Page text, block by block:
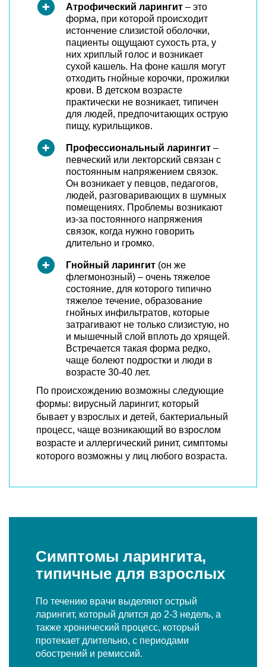
Атрофический ларингит – это
форма, при которой происходит
истончение слизистой оболочки,
пациенты ощущают сухость рта, у
них хриплый голос и возникает
сухой кашель. На фоне кашля могут
отходить гнойные корочки, прожилки
крови. В детском возрасте
практически не возникает, типичен
для людей, предпочитающих острую
пищу, курильщиков.
Профессиональный ларингит –
певческий или лекторский связан с
постоянным напряжением связок.
Он возникает у певцов, педагогов,
людей, разговаривающих в шумных
помещениях. Проблемы возникают
из-за постоянного напряжения
связок, когда нужно говорить
длительно и громко.
Гнойный ларингит (он же
флегмонозный) – очень тяжелое
состояние, для которого типично
тяжелое течение, образование
гнойных инфильтратов, которые
затрагивают не только слизистую, но
и мышечный слой вплоть до хрящей.
Встречается такая форма редко,
чаще болеют подростки и люди в
возрасте 30-40 лет.
По происхождению возможны следующие
формы: вирусный ларингит, который
бывает у взрослых и детей, бактериальный
процесс, чаще возникающий во взрослом
возрасте и аллергический ринит, симптомы
которого возможны у лиц любого возраста.
Симптомы ларингита,
типичные для взрослых
По течению врачи выделяют острый
ларингит, который длится до 2-3 недель, а
также хронический процесс, который
протекает длительно, с периодами
обострений и ремиссий.